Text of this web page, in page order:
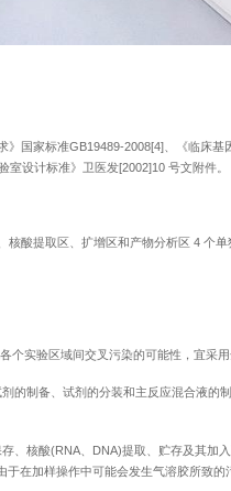
国家标准GB19489-2008[4]、《临床
室设计标准》卫医发[2002]10 号文附件。
酸提取区、扩增区和产物分析区 4 个
个实验区域间交叉污染的可能性，宜采
的制备、试剂的分装和主反应混合液
、核酸(RNA、DNA)提取、贮存及其
在加样操作中可能会发生气溶胶所致的